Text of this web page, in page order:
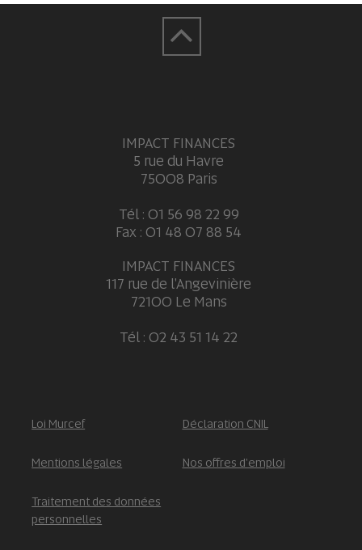
IMPACT FINANCES
5 rue du Havre
75008 Paris
Tél : 01 56 98 22 99
Fax : 01 48 07 88 54
IMPACT FINANCES
117 rue de l'Angevinière
72100 Le Mans
Tél : 02 43 51 14 22
Loi Murcef Déclaration CNIL
Mentions légales Nos offres d'emploi
Traitement des données
personnelles